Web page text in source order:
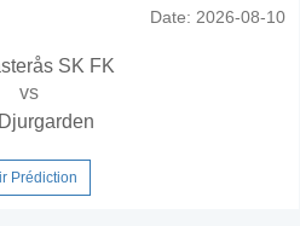
Date: 2026-08-10
SK FK
vs
Djurgarden
Prédiction